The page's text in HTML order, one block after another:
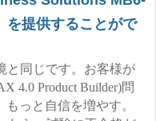
を提供することがで
と同じです。お客様が
4.0 Product Builder)問
っと自信を増やす。